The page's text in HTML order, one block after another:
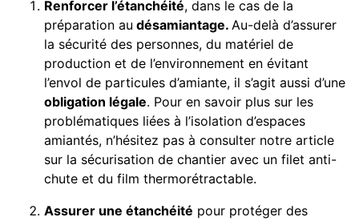
Renforcer l’étanchéité, dans le cas de la
préparation au désamiantage. Au-delà d’assurer
la sécurité des personnes, du matériel de
production et de l’environnement en évitant
l’envol de particules d’amiante, il s’agit aussi d’une
obligation légale. Pour en savoir plus sur les
problématiques liées à l’isolation d’espaces
amiantés, n’hésitez pas à consulter notre article
sur la sécurisation de chantier avec un filet anti-
chute et du film thermorétractable.
Assurer une étanchéité pour protéger des